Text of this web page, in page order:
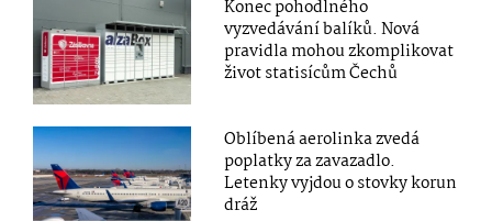
Konec pohodlného
vyzvedávání balíků. Nová
pravidla mohou zkomplikovat
život statisícům Čechů
Oblíbená aerolinka zvedá
poplatky za zavazadlo.
Letenky vyjdou o stovky korun
dráž